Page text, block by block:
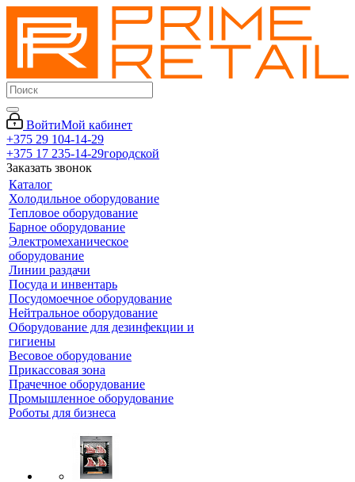
ВойтиМой кабинет
+375 29 104-14-29
+375 17 235-14-29городской
Заказать звонок
Каталог
Холодильное оборудование
Тепловое оборудование
Барное оборудование
Электромеханическое
оборудование
Линии раздачи
Посуда и инвентарь
Посудомоечное оборудование
Нейтральное оборудование
Оборудование для дезинфекции и
гигиены
Весовое оборудование
Прикассовая зона
Прачечное оборудование
Промышленное оборудование
Роботы для бизнеса